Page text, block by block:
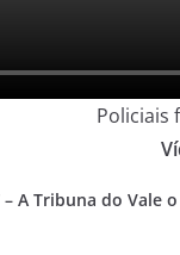
Policiais
– A Tribuna do